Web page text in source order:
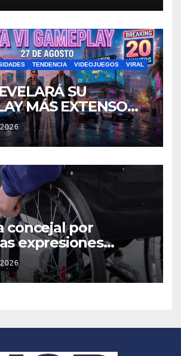
TENDENCIA VIDEOJUEGOS
VIRAL
SU
MÁS EXTENSO
FECHA:
APUNTAN A
DE 20
concejal por
expresiones
contra
con discapacidad